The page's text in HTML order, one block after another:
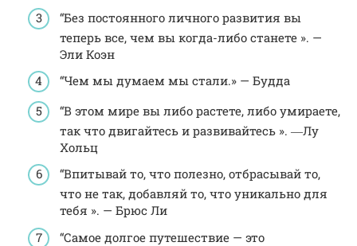
“Без постоянного личного развития вы
теперь все, чем вы когда-либо станете ». —
Эли Коэн
“Чем мы думаем мы стали.» — Будда
“В этом мире вы либо растете, либо умираете,
так что двигайтесь и развивайтесь ». ―Лу
Хольц
“Впитывай то, что полезно, отбрасывай то,
что не так, добавляй то, что уникально для
тебя ». — Брюс Ли
“Самое долгое путешествие — это